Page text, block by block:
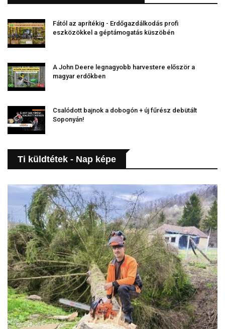
Fától az aprítékig - Erdőgazdálkodás profi
eszközökkel a géptámogatás küszöbén
A John Deere legnagyobb harvestere először a
magyar erdőkben
Csalódott bajnok a dobogón + új fűrész debütált
Soponyán!
Ti küldtétek - Nap képe